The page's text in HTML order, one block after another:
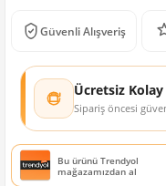
Güvenli Alışveriş
Ücretsiz
Sipariş öncesi
Bu ürünü Trendyol
mağazamızdan al